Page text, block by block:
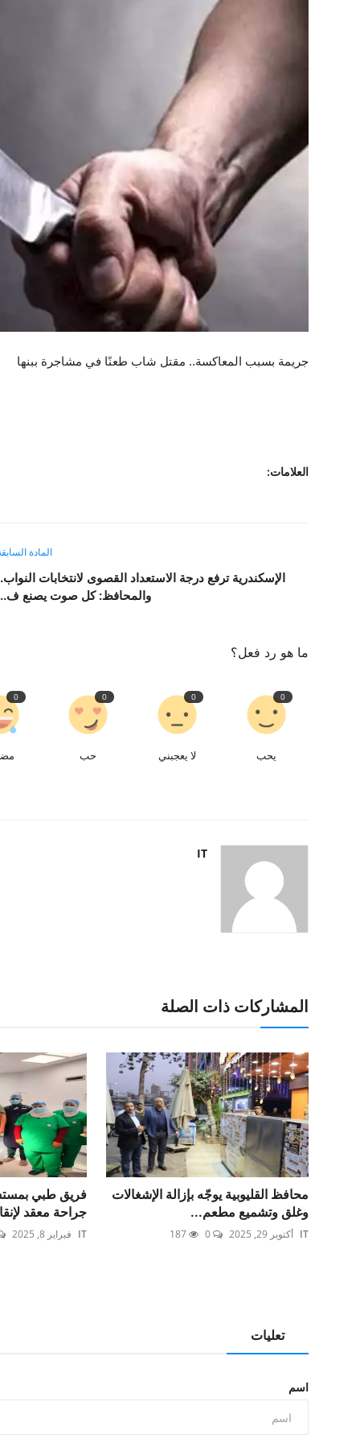
تكنولوجيا
جريمة بسبب المعاكسة.. مقتل شاب طعنًا في مشاجرة ببنها
العلامات:
المادة
الإسكندرية ترفع درجة الاستعداد القصوى لانتخابات
والمحافظ: كل صوت يصنع
ما هو رد فعل؟
0
يحب
0
لا يعجبني
0
حب
0
IT
المشاركات ذات الصلة
محافظ القليوبية يوجّه بإزالة الإشغالات
وغلق وتشميع مطعم...
IT أكتوبر 29, 2025
فريق طبي
جراحة معقد
IT فبراير 8, 2025
تعليات
اسم